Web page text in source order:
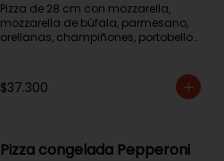
Pizza de 28 cm con mozzarella,
mozzarella de búfala, parmesano,
orellanas, champiñones, portobello
$37.300
Pizza congelada Pepperoni